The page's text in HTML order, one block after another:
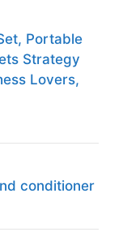
Portable
Strategy
Lovers,
conditioner